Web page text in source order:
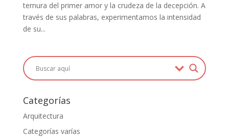
ternura del primer amor y la crudeza de la decepción. A
través de sus palabras, experimentamos la intensidad
de su...
Categorías
Arquitectura
Categorías varías